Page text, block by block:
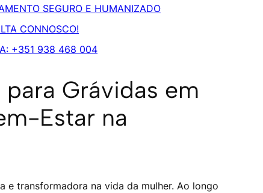
SEGURO E HUMANIZADO
CONNOSCO!
+351 938 468 004
Grávidas em
Estar na
e transformadora na vida da mulher. Ao longo